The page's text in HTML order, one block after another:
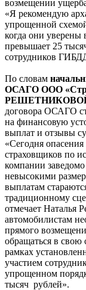
возмещении
«Я рекомендую
упрощенной
когда они уверены
превышает 25
сотрудников
По словам
ОСАГО ООО
договора ОСАГО
на финансовую
выплат и отзывы
«Сегодня
страховщиков по
компании
невысокими
выплатам
традиционному
отмечает Наталья
автомобилистам
прямого
обращаться в
рамках
участием
упрощенном
тысяч рублей».